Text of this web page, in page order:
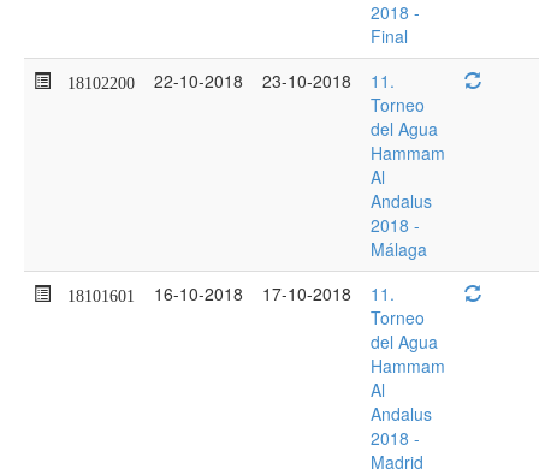
2018 -
Final
18102200 22-10-2018 23-10-2018
11.
Torneo
del Agua
Hammam
Al
Andalus
2018 -
Málaga
18101601 16-10-2018 17-10-2018
11.
Torneo
del Agua
Hammam
Al
Andalus
2018 -
Madrid